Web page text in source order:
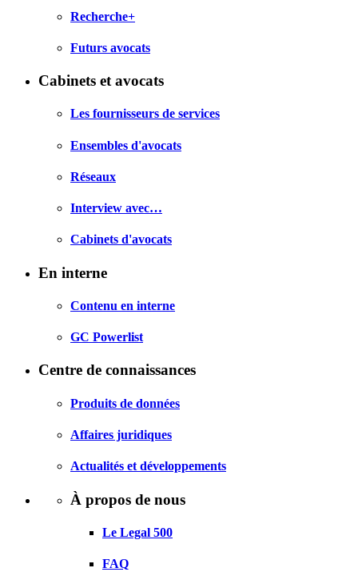
Recherche+
Futurs avocats
Cabinets et avocats
Les fournisseurs de services
Ensembles d'avocats
Réseaux
Interview avec…
Cabinets d'avocats
En interne
Contenu en interne
GC Powerlist
Centre de connaissances
Produits de données
Affaires juridiques
Actualités et développements
À propos de nous
Le Legal 500
FAQ